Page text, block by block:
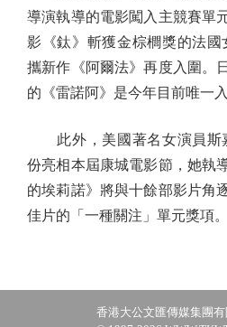
導演執導的電影闖入主競賽單
影《鈦》斬獲金棕櫚獎的法國
攜新作《阿爾法》再度入圍。
的《雷諾阿》是今年目前唯一
此外，美國著名女演員斯
份亮相本屆康城電影節，她執
的埃莉諾》將與十餘部影片角
佳片的「一種關注」單元獎項。
香港大公文匯傳媒集團